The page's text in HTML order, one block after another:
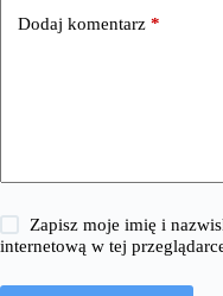
Dodaj komentarz *
Zapisz moje imię i
internetową w tej